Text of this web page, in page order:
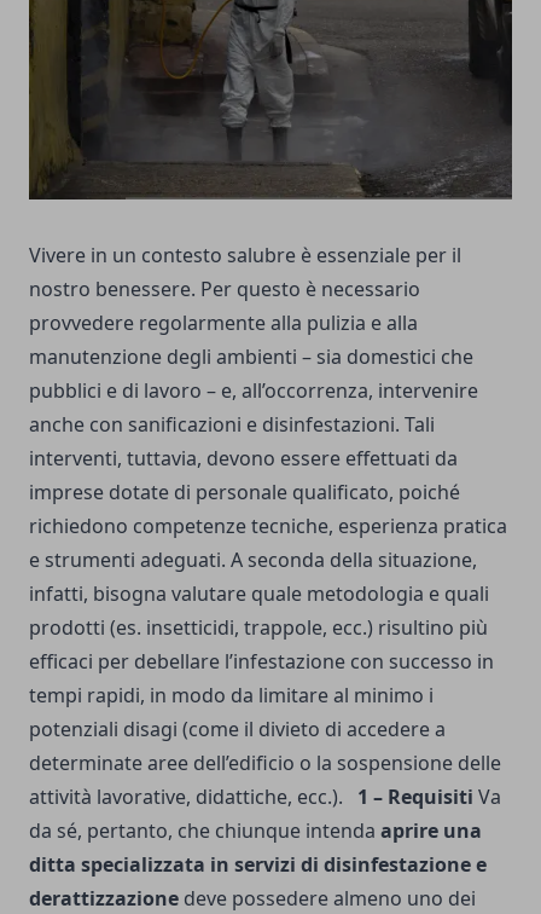
Vivere in un contesto salubre è essenziale per il
nostro benessere. Per questo è necessario
provvedere regolarmente alla pulizia e alla
manutenzione degli ambienti – sia domestici che
pubblici e di lavoro – e, all’occorrenza, intervenire
anche con sanificazioni e disinfestazioni. Tali
interventi, tuttavia, devono essere effettuati da
imprese dotate di personale qualificato, poiché
richiedono competenze tecniche, esperienza pratica
e strumenti adeguati. A seconda della situazione,
infatti, bisogna valutare quale metodologia e quali
prodotti (es. insetticidi, trappole, ecc.) risultino più
efficaci per debellare l’infestazione con successo in
tempi rapidi, in modo da limitare al minimo i
potenziali disagi (come il divieto di accedere a
determinate aree dell’edificio o la sospensione delle
attività lavorative, didattiche, ecc.). 1 – Requisiti Va
da sé, pertanto, che chiunque intenda aprire una
ditta specializzata in servizi di disinfestazione e
derattizzazione deve possedere almeno uno dei